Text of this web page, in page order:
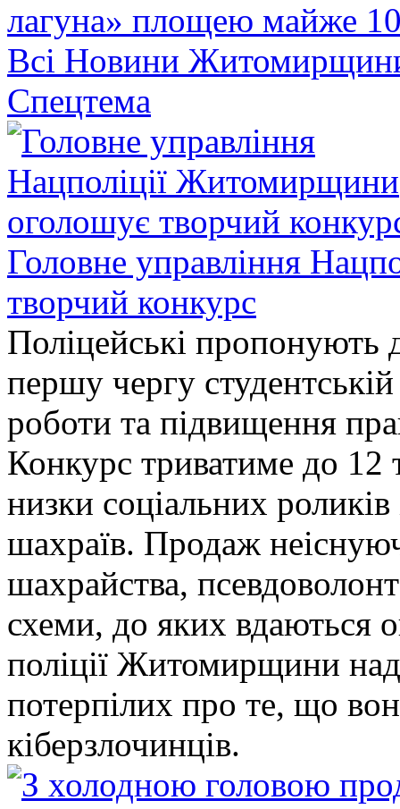
лагуна» площею майже
Всі Новини
Спецтема
Головне управління
творчий конкурс
Поліцейські пропонують
першу чергу
роботи та підвищення
Конкурс триватиме до 12
низки соціальних
шахраїв. Продаж
шахрайства,
схеми, до яких
поліції Житомирщини
потерпілих про те, що
кіберзлочинців.